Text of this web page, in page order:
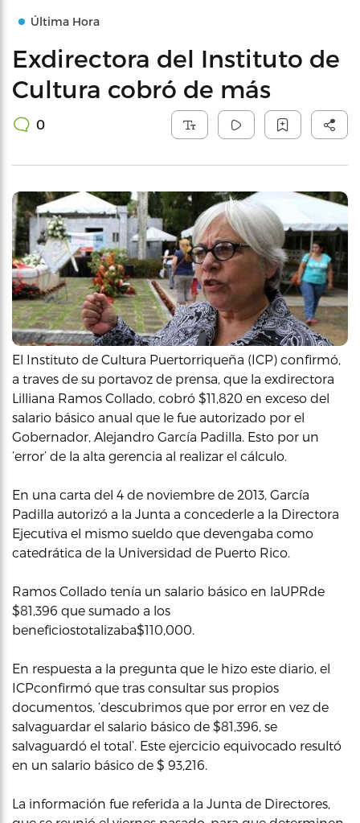
Última Hora
Exdirectora del Instituto de
Cultura cobró de más
0
El Instituto de Cultura Puertorriqueña (ICP) confirmó,
a traves de su portavoz de prensa, que la exdirectora
Lilliana Ramos Collado, cobró $11,820 en exceso del
salario básico anual que le fue autorizado por el
Gobernador, Alejandro García Padilla. Esto por un
‘error’ de la alta gerencia al realizar el cálculo.
En una carta del 4 de noviembre de 2013, García
Padilla autorizó a la Junta a concederle a la Directora
Ejecutiva el mismo sueldo que devengaba como
catedrática de la Universidad de Puerto Rico.
Ramos Collado tenía un salario básico en laUPRde
$81,396 que sumado a los
beneficiostotalizaba$110,000.
En respuesta a la pregunta que le hizo este diario, el
ICPconfirmó que tras consultar sus propios
documentos, ‘descubrimos que por error en vez de
salvaguardar el salario básico de $81,396, se
salvaguardó el total’. Este ejercicio equivocado resultó
en un salario básico de $ 93,216.
La información fue referida a la Junta de Directores,